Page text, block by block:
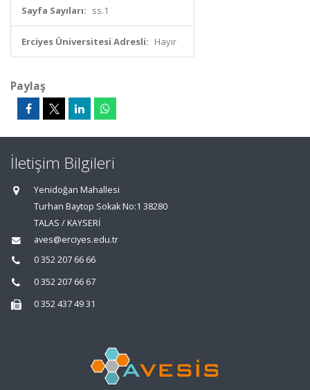
Sayfa Sayıları: ss.1
Erciyes Üniversitesi Adresli: Hayır
Paylaş
İletişim Bilgileri
Yenidoğan Mahallesi
Turhan Baytop Sokak No:1 38280
TALAS / KAYSERİ
aves@erciyes.edu.tr
0 352 207 66 66
0 352 207 66 67
0 352 437 49 31